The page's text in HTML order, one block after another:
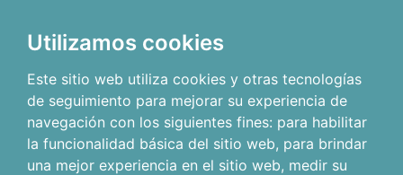
Utilizamos cookies
Este sitio web utiliza cookies y otras tecnologías
de seguimiento para mejorar su experiencia de
navegación con los siguientes fines: para habilitar
la funcionalidad básica del sitio web, para brindar
una mejor experiencia en el sitio web, medir su